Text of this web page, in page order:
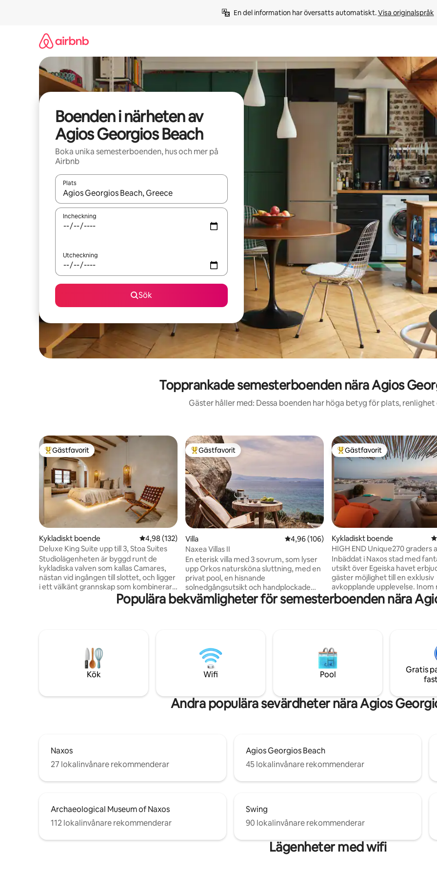
En del information har översatts automatiskt. Visa originalspråk
Boenden i närheten av
Agios Georgios Beach
Boka unika semesterboenden, hus och mer på
Airbnb
Plats
När resultaten är tillgängliga kan du navigera med upp- och nedåtpilarna eller utforska genom att trycka eller svepa.
Incheckning
Utcheckning
Sök
Topprankade semesterboenden nära Agios
Gäster håller med: Dessa boenden har höga betyg för plats, renlighet
Populär gästfavorit
Gästfavorit
Kykladiskt boende 4,98 av 5 i genomsnittligt betyg, 132 omdömen
4,98 (132)
Deluxe King Suite upp till 3, Stoa Suites
Studiolägenheten är byggd runt de
kykladiska valven som kallas Camares,
nästan vid ingången till slottet, och ligger
i ett välkänt grannskap som kombinerar
både avskildhet och det livliga livet med
restauranger, vinbarer och alla typer av
Sviten har en dubbelsäng, en bäddsoffa,
eget badrum och en gemensam
utomhusterrass med utsikt över både
havet och gatan.
Populär gästfavorit
Gästfavorit
Villa 4,96 av 5 i genomsnittligt betyg, 106
4,96 (106)
Naxea Villas II
En eterisk villa med 3 sovrum, som lyser
upp Orkos natursköna sluttning, med en
privat pool, en hisnande
solnedgångsutsikt och handplockade
bohemiska stilistiska nyanser. Tack vare
sitt utmärkta läge kombinerar Naxea
familjer, par, grupper och digitala
nomader, och en möjlighet att uppleva
Naxos som en symbol för komfort, lyx
och äkthet.
Populär gästfavorit
Gästfavorit
Kykladiskt boende
HIGH END Unique270 graders
havsutsikt svit
Inbäddat i Naxos stad med
utsikt över Egeiska havet
gäster möjlighet till en exklusiv
avkopplande upplevelse. Inom
från öns berömda PORTARA
Venetian Castle. Vår filosofi är
komfort i kombination med
och unik grekisk gästfrihet.
minimala linjer skapar en
atmosfär.
Populära bekvämligheter för semesterboenden nära
Kök Wifi Pool
Gratis
Andra populära sevärdheter nära Agios
Naxos
27 lokalinvånare rekommenderar
Agios Georgios Beach
45 lokalinvånare rekommenderar
Archaeological Museum of Naxos
112 lokalinvånare rekommenderar
Swing
90 lokalinvånare rekommenderar
Lägenheter med wifi